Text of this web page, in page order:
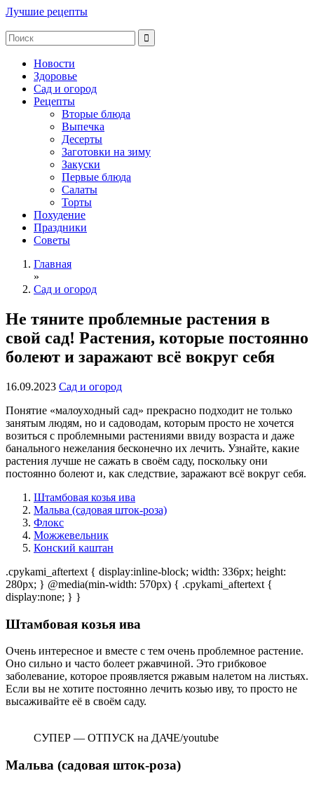
Лучшие рецепты
Новости
Здоровье
Сад и огород
Рецепты
Вторые блюда
Выпечка
Десерты
Заготовки на зиму
Закуски
Первые блюда
Салаты
Торты
Похудение
Праздники
Советы
Главная
»
Сад и огород
Не тяните проблемные растения в
свой сад! Растения, которые постоянно
болеют и заражают всё вокруг себя
16.09.2023 Сад и огород
Понятие «малоуходный сад» прекрасно подходит не только
занятым людям, но и садоводам, которым просто не хочется
возиться с проблемными растениями ввиду возраста и даже
банального нежелания бесконечно их лечить. Узнайте, какие
растения лучше не сажать в своём саду, поскольку они
постоянно болеют и, как следствие, заражают всё вокруг себя.
Штамбовая козья ива
Мальва (садовая шток-роза)
Флокс
Можжевельник
Конский каштан
.cpykami_aftertext { display:inline-block; width: 336px; height:
280px; } @media(min-width: 570px) { .cpykami_aftertext {
display:none; } }
Штамбовая козья ива
Очень интересное и вместе с тем очень проблемное растение.
Оно сильно и часто болеет ржавчиной. Это грибковое
заболевание, которое проявляется ржавым налетом на листьях.
Если вы не хотите постоянно лечить козью иву, то просто не
высаживайте её в своём саду.
СУПЕР — ОТПУСК на ДАЧЕ/youtube
Мальва (садовая шток-роза)